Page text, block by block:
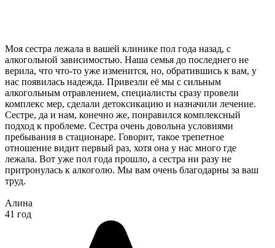
Моя сестра лежала в вашей клинике пол года назад, с
алкогольной зависимостью. Наша семья до последнего не
верила, что что-то уже изменится, но, обратившись к вам, у
нас появилась надежда. Привезли её мы с сильным
алкогольным отравлением, специалисты сразу провели
комплекс мер, сделали детоксикацию и назначили лечение.
Сестре, да и нам, конечно же, понравился комплексный
подход к проблеме. Сестра очень довольна условиями
пребывания в стационаре. Говорит, такое трепетное
отношение видит первый раз, хотя она у нас много где
лежала. Вот уже пол года прошло, а сестра ни разу не
притронулась к алкоголю. Мы вам очень благодарны за ваш
труд.
Алина
41 год